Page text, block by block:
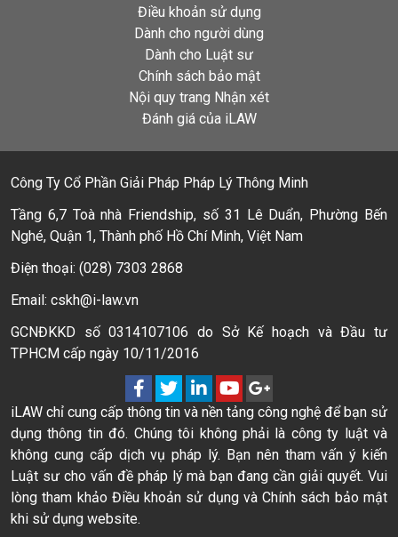
Điều khoản sử dụng
Dành cho người dùng
Dành cho Luật sư
Chính sách bảo mật
Nội quy trang Nhận xét
Đánh giá của iLAW
Công Ty Cổ Phần Giải Pháp Pháp Lý Thông Minh
Tầng 6,7 Toà nhà Friendship, số 31 Lê Duẩn, Phường Bến
Nghé, Quận 1, Thành phố Hồ Chí Minh, Việt Nam
Điện thoại: (028) 7303 2868
Email: cskh@i-law.vn
GCNĐKKD số 0314107106 do Sở Kế hoạch và Đầu tư
TPHCM cấp ngày 10/11/2016
iLAW chỉ cung cấp thông tin và nền tảng công nghệ để bạn sử
dụng thông tin đó. Chúng tôi không phải là công ty luật và
không cung cấp dịch vụ pháp lý. Bạn nên tham vấn ý kiến
Luật sư cho vấn đề pháp lý mà bạn đang cần giải quyết. Vui
lòng tham khảo Điều khoản sử dụng và Chính sách bảo mật
khi sử dụng website.